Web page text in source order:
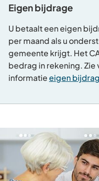
Eigen bijdrage
U betaalt een eigen
per maand als u
gemeente krijgt. Het
bedrag in rekening. Zie
informatieeigen